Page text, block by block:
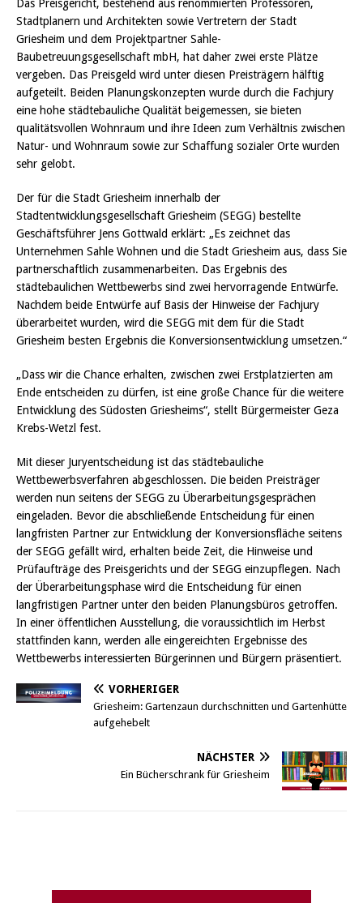
Das Preisgericht, bestehend aus renommierten Professoren,
Stadtplanern und Architekten sowie Vertretern der Stadt
Griesheim und dem Projektpartner Sahle-
Baubetreuungsgesellschaft mbH, hat daher zwei erste Plätze
vergeben. Das Preisgeld wird unter diesen Preisträgern hälftig
aufgeteilt. Beiden Planungskonzepten wurde durch die Fachjury
eine hohe städtebauliche Qualität beigemessen, sie bieten
qualitätsvollen Wohnraum und ihre Ideen zum Verhältnis zwischen
Natur- und Wohnraum sowie zur Schaffung sozialer Orte wurden
sehr gelobt.
Der für die Stadt Griesheim innerhalb der
Stadtentwicklungsgesellschaft Griesheim (SEGG) bestellte
Geschäftsführer Jens Gottwald erklärt: „Es zeichnet das
Unternehmen Sahle Wohnen und die Stadt Griesheim aus, dass Sie
partnerschaftlich zusammenarbeiten. Das Ergebnis des
städtebaulichen Wettbewerbs sind zwei hervorragende Entwürfe.
Nachdem beide Entwürfe auf Basis der Hinweise der Fachjury
überarbeitet wurden, wird die SEGG mit dem für die Stadt
Griesheim besten Ergebnis die Konversionsentwicklung umsetzen.“
„Dass wir die Chance erhalten, zwischen zwei Erstplatzierten am
Ende entscheiden zu dürfen, ist eine große Chance für die weitere
Entwicklung des Südosten Griesheims“, stellt Bürgermeister Geza
Krebs-Wetzl fest.
Mit dieser Juryentscheidung ist das städtebauliche
Wettbewerbsverfahren abgeschlossen. Die beiden Preisträger
werden nun seitens der SEGG zu Überarbeitungsgesprächen
eingeladen. Bevor die abschließende Entscheidung für einen
langfristen Partner zur Entwicklung der Konversionsfläche seitens
der SEGG gefällt wird, erhalten beide Zeit, die Hinweise und
Prüfaufträge des Preisgerichts und der SEGG einzupflegen. Nach
der Überarbeitungsphase wird die Entscheidung für einen
langfristigen Partner unter den beiden Planungsbüros getroffen.
In einer öffentlichen Ausstellung, die voraussichtlich im Herbst
stattfinden kann, werden alle eingereichten Ergebnisse des
Wettbewerbs interessierten Bürgerinnen und Bürgern präsentiert.
VORHERIGER
Griesheim: Gartenzaun durchschnitten und Gartenhütte
aufgehebelt
NÄCHSTER
Ein Bücherschrank für Griesheim